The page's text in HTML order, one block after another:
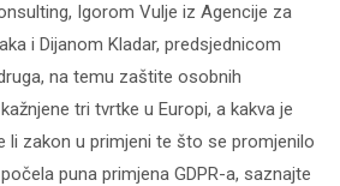
Igorom Vulje iz Agencije za
i Dijanom Kladar, predsjednicom
na temu zaštite osobnih
tri tvrtke u Europi, a kakva je
li zakon u primjeni te što se promjenilo
puna primjena GDPR-a, saznajte